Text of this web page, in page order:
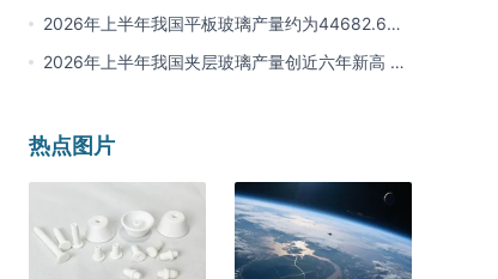
比下降8% 其中广东、浙江和安徽分别排名前三
2026年上半年我国平板玻璃产量约为44682.6万
重量箱 同比下降5.7% 其中河北产量最多 占比
2026年上半年我国夹层玻璃产量创近六年新高 约
热点图片